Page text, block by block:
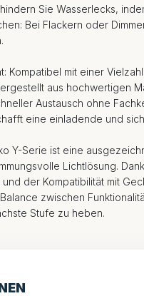
Sie Wasserlecks,
Bei Flackern oder
Kompatibel mit einer
aus hochwertigen
Austausch ohne
eine einladende und
Y-Serie ist eine
Lichtlösung.
der Kompatibilität mit
zwischen
Stufe zu heben.